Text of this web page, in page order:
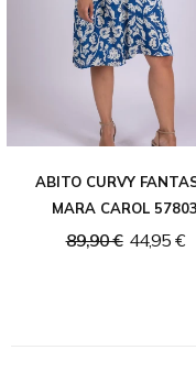
ABITO CURVY
MARA CAROL 57803
89,90 € 44,95 €